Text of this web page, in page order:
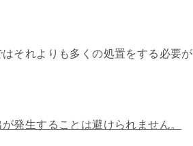
それよりも多くの処置をする必要が
発生することは避けられません。